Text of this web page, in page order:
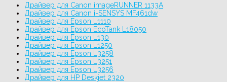
Драйвер для Canon imageRUNNER 1133A
Драйвер для Canon i-SENSYS MF461dw
Драйвер для Epson L1110
Драйвер для Epson EcoTank L18050
Драйвер для Epson L130
Драйвер для Epson L1250
Драйвер для Epson L3258
Драйвер для Epson L3251
Драйвер для Epson L3256
Драйвер для HP Deskjet 2320